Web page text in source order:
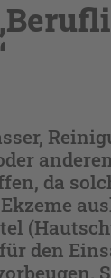
da
den